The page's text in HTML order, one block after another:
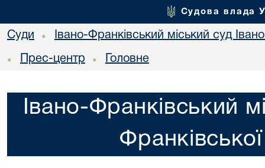
Судова влада
Суди • Івано-Франківський міський суд
• Прес-центр • Головне
Івано-Франківський